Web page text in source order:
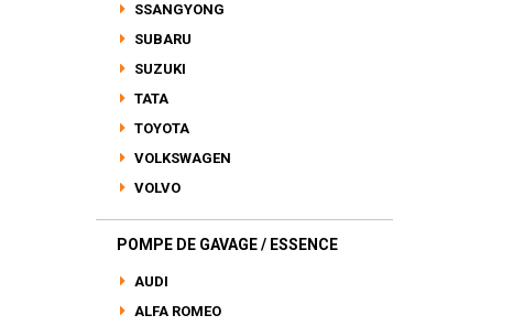
SSANGYONG
SUBARU
SUZUKI
TATA
TOYOTA
VOLKSWAGEN
VOLVO
POMPE DE GAVAGE / ESSENCE
AUDI
ALFA ROMEO